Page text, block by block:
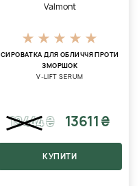
Valmont
СИРОВАТКА ДЛЯ ОБЛИЧЧЯ ПРОТИ
ЗМОРШОК
V-LIFT SERUM
19444₴ 13611 ₴
КУПИТИ